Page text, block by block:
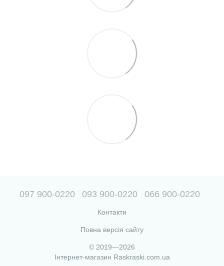
097 900-0220 093 900-0220 066 900-0220
Контакти
Повна версія сайту
© 2019—2026
Інтернет-магазин Raskraski.com.ua